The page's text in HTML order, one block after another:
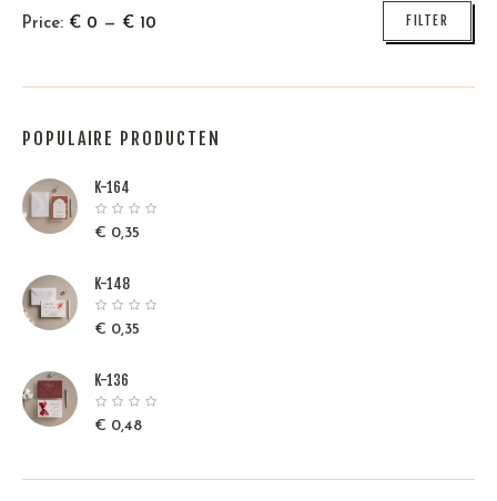
Min
Max
FILTER
Price: € 0 — € 10
POPULAIRE PRODUCTEN
K-164
€ 0,35
K-148
€ 0,35
K-136
€ 0,48